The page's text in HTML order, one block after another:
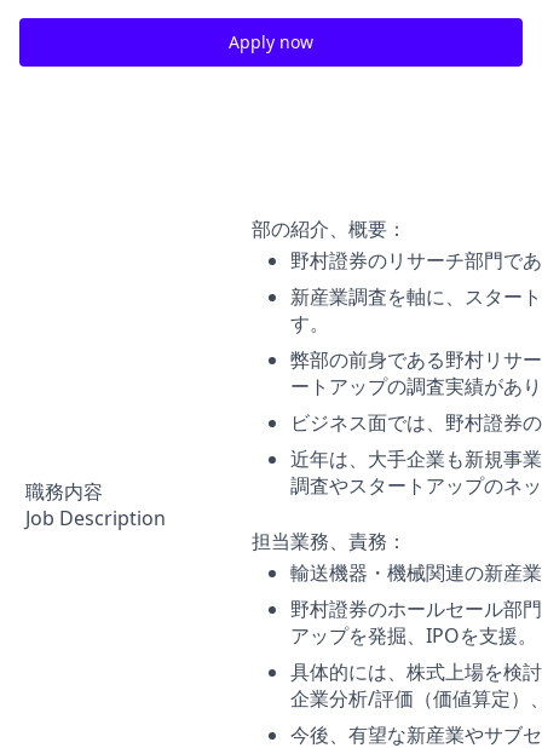
Apply now
職務内容
Job Description
部の紹介、概要：
野村證券のリサーチ部門で
新産業調査を軸に、スター
す。
弊部の前身である野村リサ
ートアップの調査実績があ
ビジネス面では、野村證券
近年は、大手企業も新規事
調査やスタートアップのネ
担当業務、責務：
輸送機器・機械関連の新産
野村證券のホールセール部
アップを発掘、IPOを支援。
具体的には、株式上場を検
企業分析/評価（価値算定）
今後、有望な新産業やサブ